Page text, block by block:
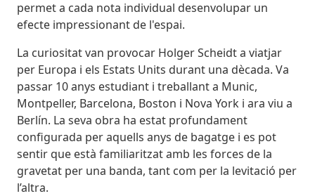
permet a cada nota individual desenvolupar un
efecte impressionant de l'espai.
La curiositat van provocar Holger Scheidt a viatjar
per Europa i els Estats Units durant una dècada. Va
passar 10 anys estudiant i treballant a Munic,
Montpeller, Barcelona, ​​Boston i Nova York i ara viu a
Berlín. La seva obra ha estat profundament
configurada per aquells anys de bagatge i es pot
sentir que està familiaritzat amb les forces de la
gravetat per una banda, tant com per la levitació per
l’altra.